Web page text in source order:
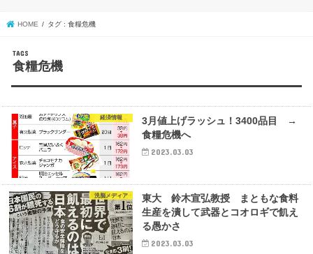
HOME タグ : 食糧危機
食糧危機
経済情報
3月値上げラッシュ！3400品目 →
食糧危機へ
2023.03.03
洗脳メディア
東大 鈴木宣弘教授 まともな食料
生産を潰して武器とコオロギで飢え
る愚かさ
2023.03.03